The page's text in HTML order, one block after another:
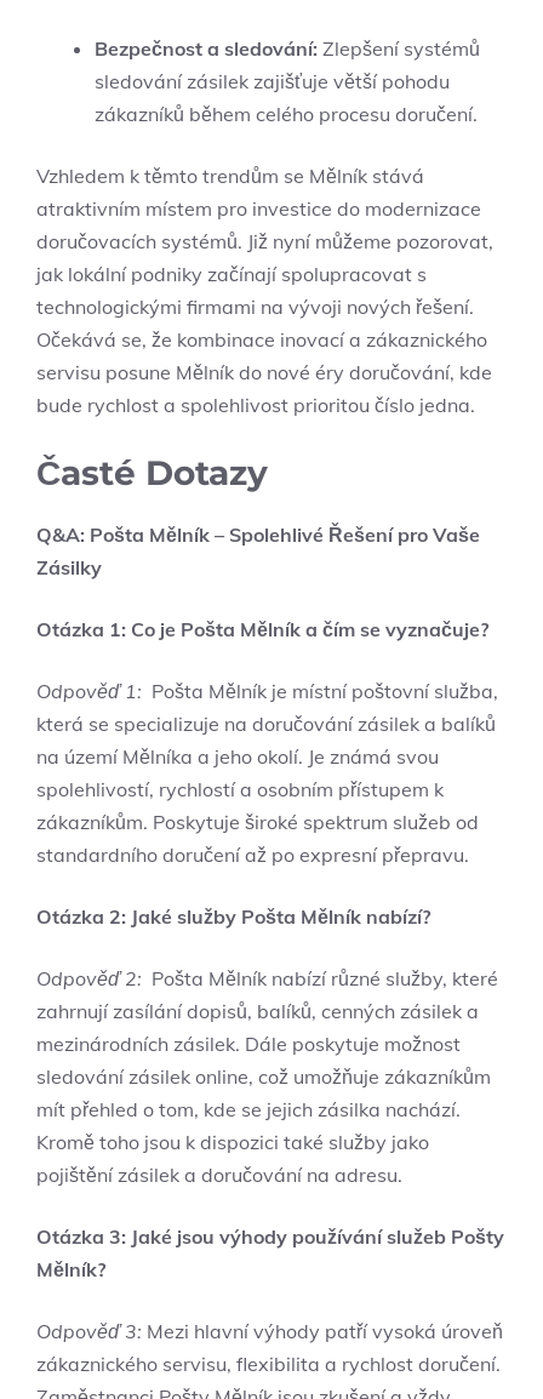
Bezpečnost ⁤a sledování: Zlepšení systémů
⁤sledování zásilek zajišťuje větší pohodu⁤
zákazníků během celého ⁢procesu ‌doručení.
Vzhledem k těmto trendům se Mělník stává
atraktivním místem pro investice‌ do ‍modernizace
doručovacích systémů. Již nyní můžeme​ pozorovat,
⁣jak lokální podniky⁢ začínají spolupracovat s
technologickými firmami na vývoji nových‍ řešení.
Očekává se, že‍ kombinace inovací a zákaznického
⁢servisu posune Mělník do nové éry doručování,‍ kde
bude ​rychlost a ⁣spolehlivost prioritou číslo jedna.
Časté ⁤Dotazy
Q&A: Pošta Mělník – Spolehlivé ‌Řešení pro ⁣Vaše
Zásilky
Otázka 1: Co je Pošta Mělník ⁣a čím se vyznačuje?
Odpověď 1: ​ Pošta Mělník je místní poštovní služba,
která se ​specializuje ‍na doručování zásilek⁤ a balíků ​
na území Mělníka a⁣ jeho okolí. Je známá svou
spolehlivostí, rychlostí a osobním ‌přístupem k⁢
zákazníkům.‍ Poskytuje široké spektrum služeb​ od
standardního doručení‌ až⁤ po expresní přepravu.
Otázka 2: ‍Jaké služby Pošta Mělník nabízí?
Odpověď 2: ⁣ Pošta Mělník nabízí různé služby, které⁢
zahrnují zasílání dopisů, balíků, ​cenných zásilek a⁤
mezinárodních zásilek. Dále poskytuje možnost‌
sledování ⁢zásilek online, což ‍umožňuje zákazníkům
mít přehled o​ tom, kde se jejich⁢ zásilka nachází.
Kromě toho ‌jsou k dispozici ‌také služby jako⁢
pojištění zásilek​ a doručování na adresu.
Otázka 3:⁢ Jaké jsou výhody používání služeb Pošty
⁤Mělník?
Odpověď 3: Mezi hlavní výhody patří vysoká‌ úroveň
zákaznického servisu, flexibilita ⁤a ‌rychlost doručení.